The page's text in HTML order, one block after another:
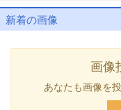
新着の画像
画像
あなたも画像を